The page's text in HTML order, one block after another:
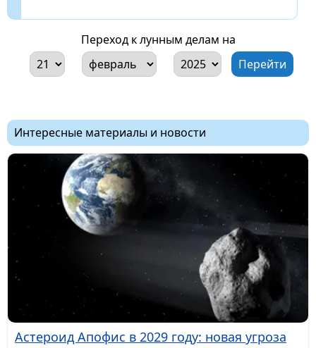
Переход к лунным делам на
Интересные материалы и новости
Астероид Апофис в 2029 году: новая угроза